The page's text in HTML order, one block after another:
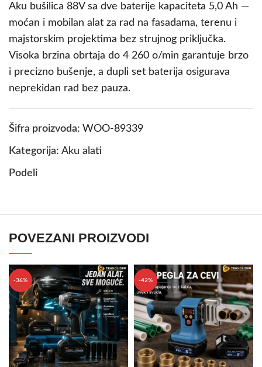
Aku bušilica 88V sa dve baterije kapaciteta 5,0 Ah —
moćan i mobilan alat za rad na fasadama, terenu i
majstorskim projektima bez strujnog priključka.
Visoka brzina obrtaja do 4 260 o/min garantuje brzo
i precizno bušenje, a dupli set baterija osigurava
neprekidan rad bez pauza.
Šifra proizvoda: WOO-89339
Kategorija: Aku alati
Podeli
POVEZANI PROIZVODI
-36% -42%